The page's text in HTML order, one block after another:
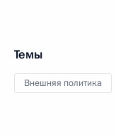
Темы
Внешняя политика